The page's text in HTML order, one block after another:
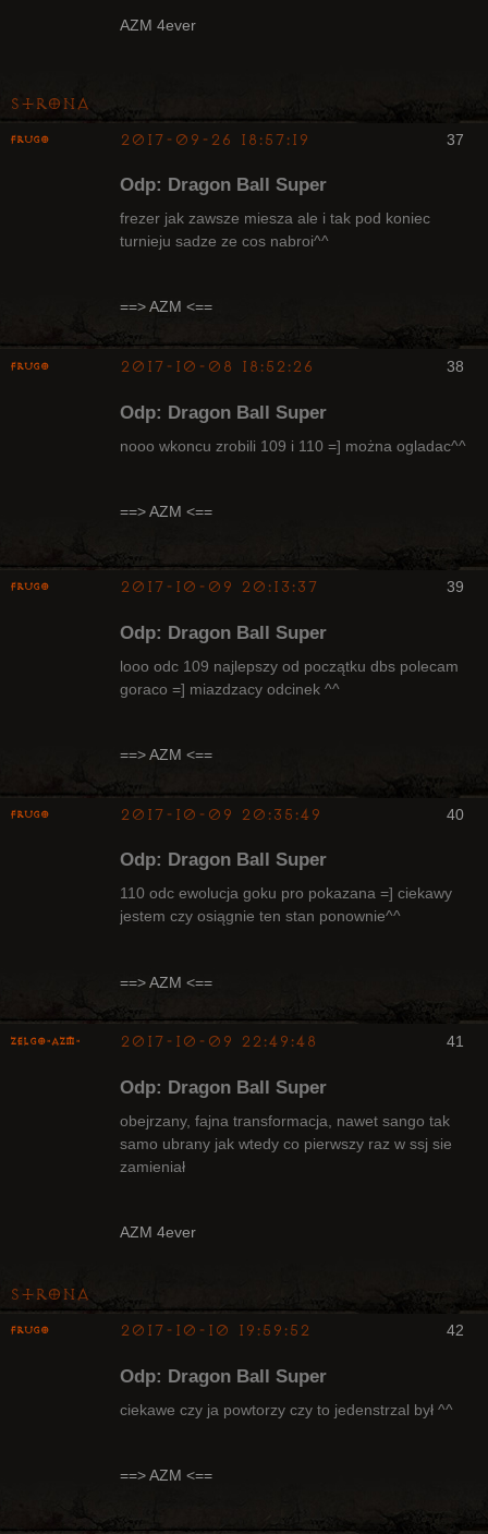
AZM 4ever
Strona
37
Frugo 2017-09-26 18:57:19
Odp: Dragon Ball Super
frezer jak zawsze miesza ale i tak pod koniec
turnieju sadze ze cos nabroi^^
==> AZM <==
38
Frugo 2017-10-08 18:52:26
Odp: Dragon Ball Super
nooo wkoncu zrobili 109 i 110 =] można ogladac^^
==> AZM <==
39
Frugo 2017-10-09 20:13:37
Odp: Dragon Ball Super
looo odc 109 najlepszy od początku dbs polecam
goraco =] miazdzacy odcinek ^^
==> AZM <==
40
Frugo 2017-10-09 20:35:49
Odp: Dragon Ball Super
110 odc ewolucja goku pro pokazana =] ciekawy
jestem czy osiągnie ten stan ponownie^^
==> AZM <==
41
ZelgO-AZM- 2017-10-09 22:49:48
Odp: Dragon Ball Super
obejrzany, fajna transformacja, nawet sango tak
samo ubrany jak wtedy co pierwszy raz w ssj sie
zamieniał
AZM 4ever
Strona
42
Frugo 2017-10-10 19:59:52
Odp: Dragon Ball Super
ciekawe czy ja powtorzy czy to jedenstrzal był ^^
==> AZM <==